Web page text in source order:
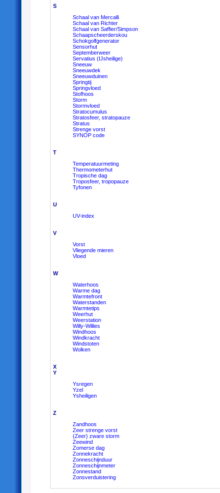
S
Schaal van Mercalli
Schaal van Richter
Schaal van Saffier/Simpson
Schaapscheerderskou
Schokgolfgenerator
Sensorhut
Septemberweer
Servatius (IJsheilige)
Sneeuw
Sneeuwdek
Sneeuwduinen
Springtij
Springvloed
Stofhoos
Storm
Stormvloed
Stratocumulus
Stratosfeer, stratopauze
Stratus
Strenge vorst
SYNOP code
T
Temperatuurmeting
Thermometerhut
Tropische dag
Troposfeer, tropopauze
Tyfonen
U
UV-index
V
Vorst
Vliegende mieren
Vloed
W
Waterhoos
Warme dag
Warmtefront
Waterstanden
Warmtetips
Weerhut
Weerstation
Willy-Willies
Windhoos
Windkracht
Windstoten
Wolken
X
Y
Ysregen
Yzel
Ysheiligen
Z
Zandhoos
Zeer strenge vorst
(Zeer) zware storm
Zeewind
Zomerse dag
Zonnekracht
Zonneschijnduur
Zonneschijnmeter
Zonnestand
Zonsverduistering